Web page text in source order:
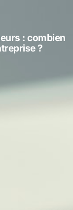
: combien
?